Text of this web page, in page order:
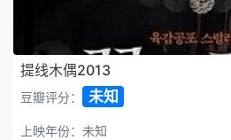
提线木偶2013
豆瓣评分： 未知
上映年份：未知